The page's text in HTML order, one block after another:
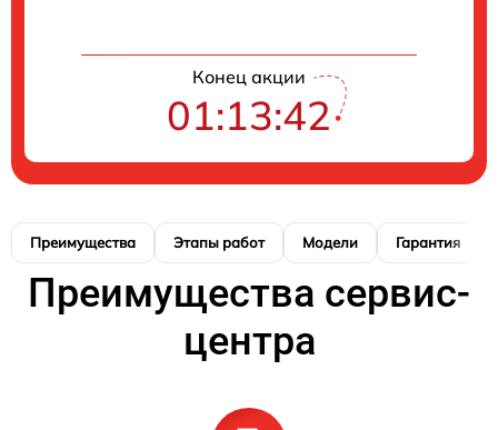
Конец акции
01:13:42
Преимущества Этапы работ Модели Гарантия
Преимущества сервис-
центра